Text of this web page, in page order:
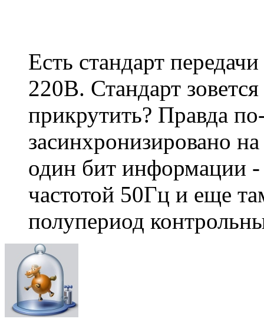
Есть стандарт
220В. Стандарт
прикрутить? Правда
засинхронизировано
один бит информации -
частотой 50Гц и еще
полупериод